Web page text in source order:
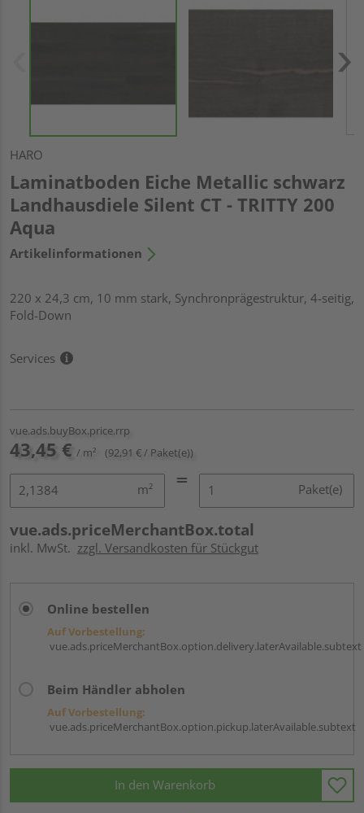
HARO
Laminatboden Eiche Metallic schwarz
Landhausdiele Silent CT - TRITTY 200
Aqua
Artikelinformationen
220 x 24,3 cm, 10 mm stark, Synchronprägestruktur, 4-seitig,
Fold-Down
Services
vue.ads.buyBox.price.rrp
43,45 € / m² (92,91 € / Paket(e))
m² Paket(e)
vue.ads.priceMerchantBox.total
inkl. MwSt. zzgl. Versandkosten für Stückgut
Online bestellen
Auf Vorbestellung:
vue.ads.priceMerchantBox.option.delivery.laterAvailable.subtext
Beim Händler abholen
Auf Vorbestellung:
vue.ads.priceMerchantBox.option.pickup.laterAvailable.subtext
In den Warenkorb